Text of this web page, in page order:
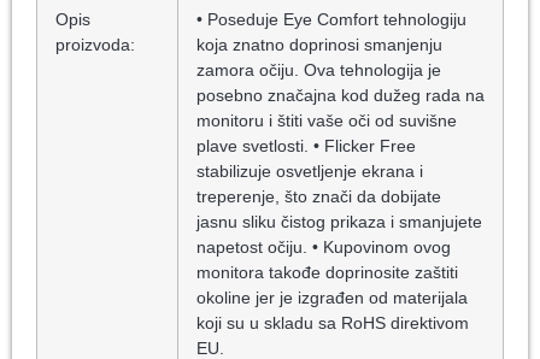
Opis
proizvoda:
• Poseduje Eye Comfort tehnologiju
koja znatno doprinosi smanjenju
zamora očiju. Ova tehnologija je
posebno značajna kod dužeg rada na
monitoru i štiti vaše oči od suvišne
plave svetlosti. • Flicker Free
stabilizuje osvetljenje ekrana i
treperenje, što znači da dobijate
jasnu sliku čistog prikaza i smanjujete
napetost očiju. • Kupovinom ovog
monitora takođe doprinosite zaštiti
okoline jer je izgrađen od materijala
koji su u skladu sa RoHS direktivom
EU.